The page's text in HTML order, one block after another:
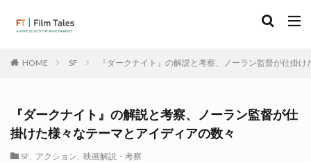
HOME SF 『ダークナイト』の解説と考察、ノーラン監督が仕掛
『ダークナイト』の解説と考察、ノーラン監督が仕
掛けた様々なテーマとアイディアの数々
SF, アクション 映画解説・考察